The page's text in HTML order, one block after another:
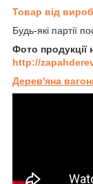
Товар від
Будь-які партії
Фото продукції
http://
Дерев'яна